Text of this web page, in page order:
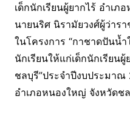
เด็กนักเรียนผู้ยากไร้ อำเภ
นายนริศ นิรามัยวงศ์ผู้ว่าร
ในโครงการ “กาชาดปันน้
นักเรียนให้แก่เด็กนักเรียน
ชลบุรี”ประจำปีงบประมา
อำเภอหนองใหญ่ จังหวัดช